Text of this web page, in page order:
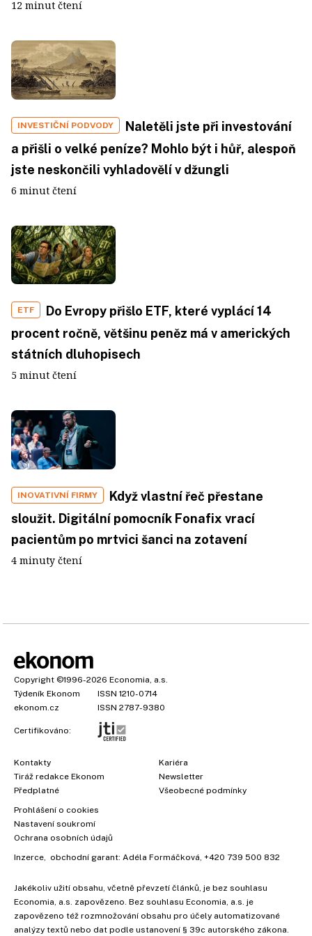
12 minut čtení
INVESTIČNÍ PODVODY
Naletěli jste při investování
a přišli o velké peníze? Mohlo být i hůř, alespoň
jste neskončili vyhladovělí v džungli
6 minut čtení
ETF
Do Evropy přišlo ETF, které vyplácí 14
procent ročně, většinu peněz má v amerických
státních dluhopisech
5 minut čtení
INOVATIVNÍ FIRMY
Když vlastní řeč přestane
sloužit. Digitální pomocník Fonafix vrací
pacientům po mrtvici šanci na zotavení
4 minuty čtení
Copyright ©1996-2026 Economia, a.s.
Týdeník Ekonom
ISSN 1210-0714
ekonom.cz
ISSN 2787-9380
Certifikováno:
Kontakty
Tiráž redakce Ekonom
Předplatné
Kariéra
Newsletter
Všeobecné podmínky
Prohlášení o cookies
Nastavení soukromí
Ochrana osobních údajů
Inzerce , obchodní garant: Adéla Formáčková +420 739 500 832
Jakékoliv užití obsahu, včetně převzetí článků, je bez souhlasu
Economia, a.s. zapovězeno. Bez souhlasu Economia, a.s. je
zapovězeno též rozmnožování obsahu pro účely automatizované
analýzy textů nebo dat podle ustanovení § 39c autorského zákona.